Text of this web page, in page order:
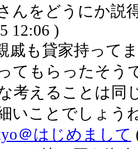
んをどうにか
12:06 )
戚も貸家持って
てもらったそう
考えることは同
いことでしょう
＠はじめまして